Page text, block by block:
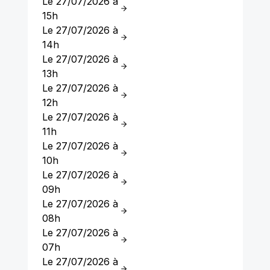
15h
Le 27/07/2026 à
14h
Le 27/07/2026 à
13h
Le 27/07/2026 à
12h
Le 27/07/2026 à
11h
Le 27/07/2026 à
10h
Le 27/07/2026 à
09h
Le 27/07/2026 à
08h
Le 27/07/2026 à
07h
Le 27/07/2026 à